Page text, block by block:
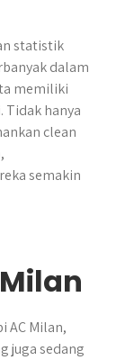
statistik
dalam
memiliki
Tidak hanya
clean
semakin
AC Milan,
juga sedang